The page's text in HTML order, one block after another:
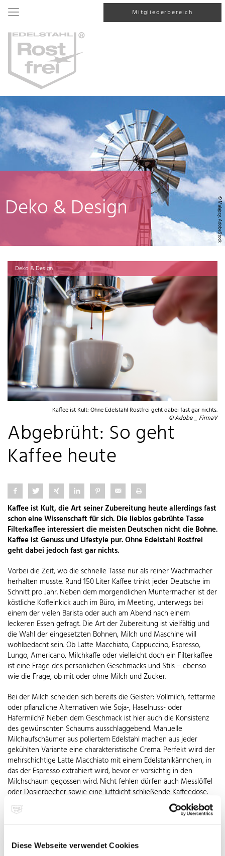
Diese Webseite verwendet Cookies
Mitgliederbereich
© Malajscy, AdobeStock
Deko & Design
Deko & Design
Kaffee ist Kult: Ohne Edelstahl Rostfrei geht dabei fast gar nichts.
© Adobe _ FirmaV
Abgebrüht: So geht
Kaffee heute
Kaffee ist Kult, die Art seiner Zubereitung heute allerdings fast
schon eine Wissenschaft für sich. Die lieblos gebrühte Tasse
Filterkaffee interessiert die meisten Deutschen nicht die Bohne.
Kaffee ist Genuss und Lifestyle pur. Ohne Edelstahl Rostfrei
geht dabei jedoch fast gar nichts.
Vorbei die Zeit, wo die schnelle Tasse nur als reiner Wachmacher
herhalten musste. Rund 150 Liter Kaffee trinkt jeder Deutsche im
Schnitt pro Jahr. Neben dem morgendlichen Muntermacher ist der
köstliche Koffeinkick auch im Büro, im Meeting, unterwegs bei
einem der vielen Barista oder auch am Abend nach einem
leckeren Essen gefragt. Die Art der Zubereitung ist vielfältig und
die Wahl der eingesetzten Bohnen, Milch und Maschine will
wohlbedacht sein. Ob Latte Macchiato, Cappuccino, Espresso,
Lungo, Americano, Milchkaffe oder vielleicht doch ein Filterkaffee
ist eine Frage des persönlichen Geschmacks und Stils – ebenso
wie die Frage, ob mit oder ohne Milch und Zucker.
Bei der Milch scheiden sich bereits die Geister: Vollmilch, fettarme
oder pflanzliche Alternativen wie Soja-, Haselnuss- oder
Hafermilch? Neben dem Geschmack ist hier auch die Konsistenz
des gewünschten Schaums ausschlaggebend. Manuelle
Milchaufschäumer aus poliertem Edelstahl machen aus jeder
gekühlten Variante eine charakteristische Crema. Perfekt wird der
mehrschichtige Latte Macchiato mit einem Edelstahlkännchen, in
das der Espresso extrahiert wird, bevor er vorsichtig in den
Milchschaum gegossen wird. Nicht fehlen dürfen auch Messlöffel
oder Dosierbecher sowie eine luftdicht schließende Kaffeedose.
Modelle aus nichtrostendem Stahl sind ebenso langlebig wie
attraktiv und hygienisch.
Maschinentypen: Korpus, Mahlwerk, Filter und Leitungen aus